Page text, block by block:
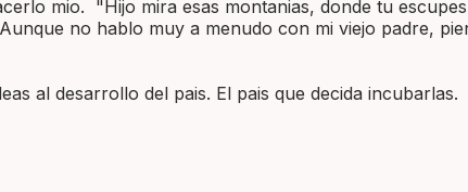
mio. "Hijo mira esas montanias, donde tu
no hablo muy a menudo con mi viejo padre,
al desarrollo del pais. El pais que decida incubarlas.